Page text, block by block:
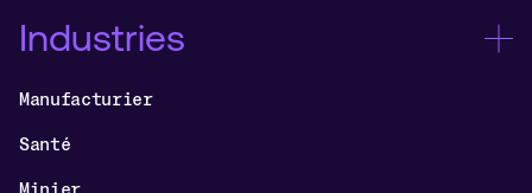
Industries
Manufacturier
Santé